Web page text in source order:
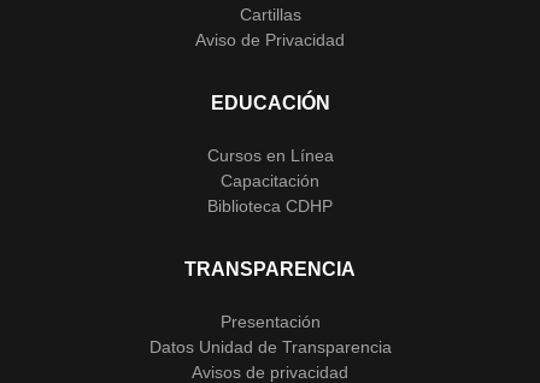
Cartillas
Aviso de Privacidad
EDUCACIÓN
Cursos en Línea
Capacitación
Biblioteca CDHP
TRANSPARENCIA
Presentación
Datos Unidad de Transparencia
Avisos de privacidad